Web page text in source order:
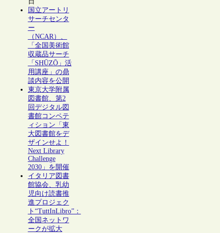
国立アートリ
サーチセンタ
ー
（NCAR）、
「全国美術館
収蔵品サーチ
「SHŪZŌ」活
用講座」の鼎
談内容を公開
東京大学附属
図書館、第2
回デジタル図
書館コンペテ
ィション「東
大図書館をデ
ザインせよ！
Next Library
Challenge
2030」を開催
イタリア図書
館協会、乳幼
児向け読書推
進プロジェク
ト“TuttInLibro”：
全国ネットワ
ークが拡大